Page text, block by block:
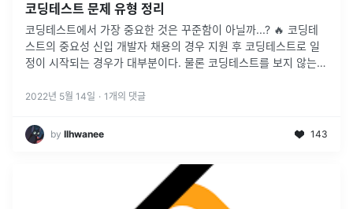
코딩테스트 문제 유형 정리
코딩테스트에서 가장 중요한 것은 꾸준함이 아닐까...? 🔥 코딩테
스트의 중요성 신입 개발자 채용의 경우 지원 후 코딩테스트로 일
정이 시작되는 경우가 대부분이다. 물론 코딩테스트를 보지 않는
한...
2022년 5월 14일 · 1 개의 댓글
by Ilhwanee 143